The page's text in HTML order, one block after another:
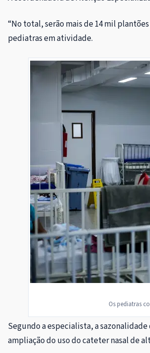
“No total, serão mais de 14 mil
pediatras em atividade.
Os pediatras
Segundo a especialista, a
ampliação do uso do cateter nasal de